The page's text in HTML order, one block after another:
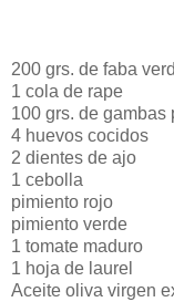
200 grs. de faba
1 cola de rape
100 grs. de gambas
4 huevos cocidos
2 dientes de ajo
1 cebolla
pimiento rojo
pimiento verde
1 tomate maduro
1 hoja de laurel
Aceite oliva virgen